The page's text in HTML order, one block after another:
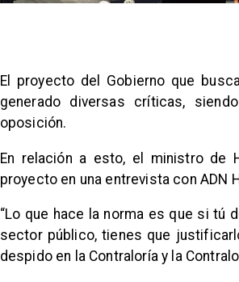
El proyecto del Gobierno que
generado diversas críticas,
oposición.
En relación a esto, el ministro de
proyecto en una entrevista con ADN
“Lo que hace la norma es que si tú
sector público, tienes que
despido en la Contraloría y la